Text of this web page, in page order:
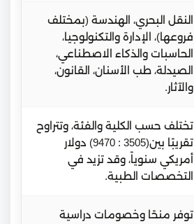
النقل البحري، الهندسة (بمختلف
فروعها)، الإدارة والتكنولوجيا،
الحاسبات والذكاء الاصطناعي،
الصيدلة، طب الأسنان، القانون،
والآثار.
تختلف حسب الكلية والفئة، وتتراوح
تقريبًا بين(3505 : 9470) دولار
أمريكي سنوياً، وقد تزيد في
التخصصات الطبية.
توفر منحًا وخصومات دراسية